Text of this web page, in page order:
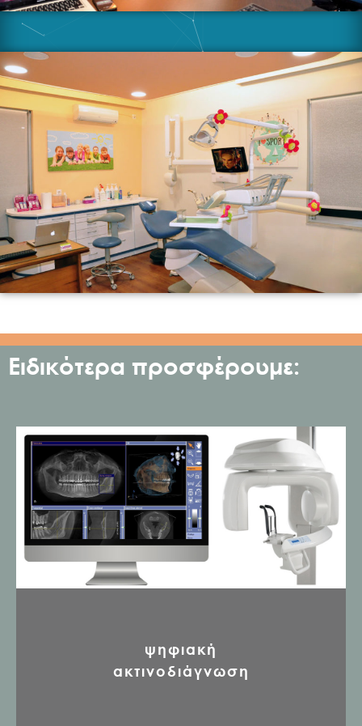
Ειδικότερα προσφέρουμε:
ψηφιακή
ακτινοδιάγνωση